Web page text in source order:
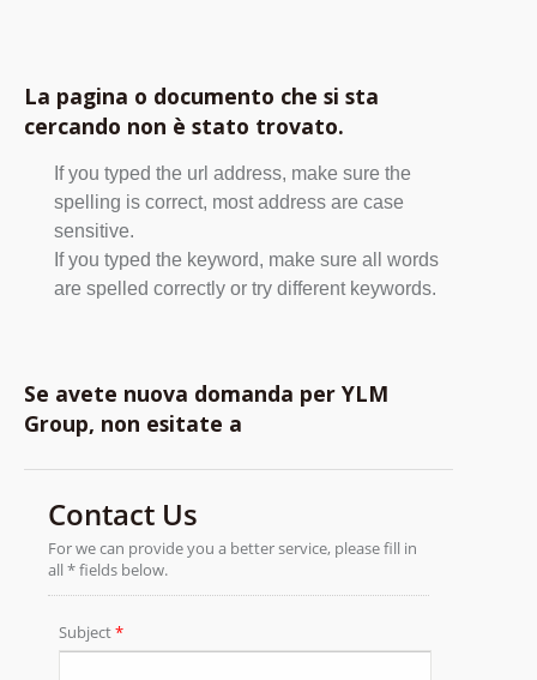
La pagina o documento che si sta
cercando non è stato trovato.
If you typed the url address, make sure the
spelling is correct, most address are case
sensitive.
If you typed the keyword, make sure all words
are spelled correctly or try different keywords.
Se avete nuova domanda per YLM
Group, non esitate a